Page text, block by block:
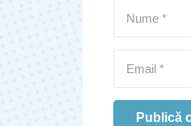
Publică